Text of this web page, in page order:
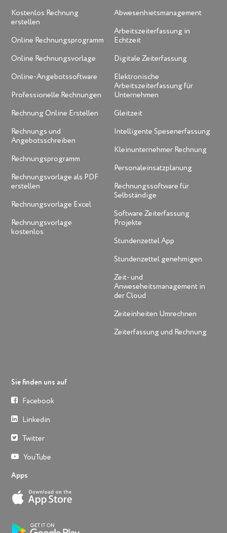
Kostenlos Rechnung
erstellen
Online Rechnungsprogramm
Online Rechnungsvorlage
Online-Angebotssoftware
Professionelle Rechnungen
Rechnung Online Erstellen
Rechnungs und
Angebotsschreiben
Rechnungsprogramm
Rechnungsvorlage als PDF
erstellen
Rechnungsvorlage Excel
Rechnungsvorlage
kostenlos
Abwesenhietsmanagement
Arbeitszeiterfassung in
Echtzeit
Digitale Zeiterfassung
Elektronische
Arbeitszeiterfassung für
Unternehmen
Gleitzeit
Intelligente Spesenerfassung
Kleinunternehmer Rechnung
Personaleinsatzplanung
Rechnungssoftware für
Selbständige
Software Zeiterfassung
Projekte
Stundenzettel App
Stundenzettel genehmigen
Zeit- und
Anweseheitsmanagement in
der Cloud
Zeiteinheiten Umrechnen
Zeiterfassung und Rechnung
Sie finden uns auf
Facebook
Linkedin
Twitter
YouTube
Apps